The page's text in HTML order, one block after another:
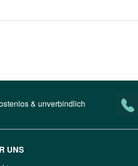
& unverbindlich
UNS